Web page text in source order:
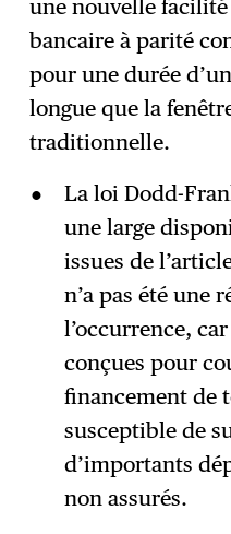
une nouvelle
bancaire à parité
pour une durée
longue que la
traditionnelle.
La loi Dodd-
une large
issues de
n’a pas été une
l’occurrence,
conçues pour
financement de
susceptible de
d’importants
non assurés.